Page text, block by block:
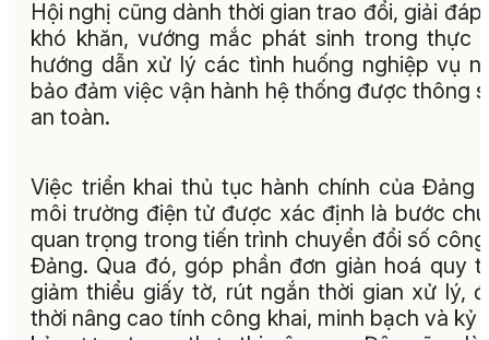
Hội nghị cũng dành thời gian trao đổi, giải đáp
khó khăn, vướng mắc phát sinh trong thực
hướng dẫn xử lý các tình huống nghiệp vụ
bảo đảm việc vận hành hệ thống được thông
an toàn.
Việc triển khai thủ tục hành chính của Đảng
môi trường điện tử được xác định là bước
quan trọng trong tiến trình chuyển đổi số
Đảng. Qua đó, góp phần đơn giản hoá quy
giảm thiểu giấy tờ, rút ngắn thời gian xử lý,
thời nâng cao tính công khai, minh bạch và kỷ